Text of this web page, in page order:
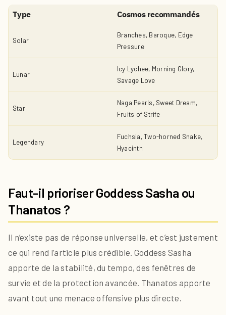
Type Cosmos recommandés
Solar
Branches, Baroque, Edge
Pressure
Lunar
Icy Lychee, Morning Glory,
Savage Love
Star
Naga Pearls, Sweet Dream,
Fruits of Strife
Legendary
Fuchsia, Two-horned Snake,
Hyacinth
Faut-il prioriser Goddess Sasha ou
Thanatos ?
Il n’existe pas de réponse universelle, et c’est justement
ce qui rend l’article plus crédible. Goddess Sasha
apporte de la stabilité, du tempo, des fenêtres de
survie et de la protection avancée. Thanatos apporte
avant tout une menace offensive plus directe.